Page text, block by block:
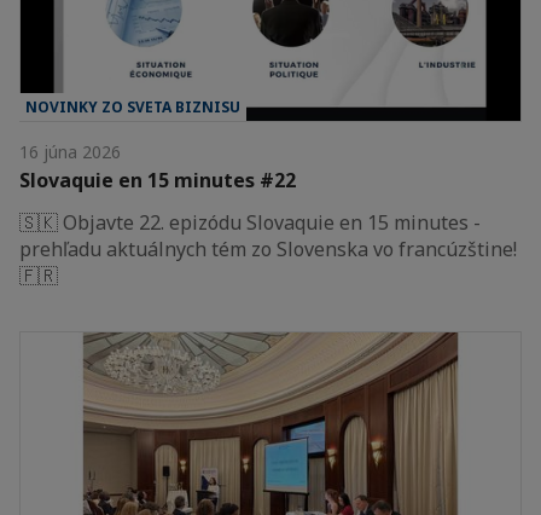
NOVINKY ZO SVETA BIZNISU
16 júna 2026
Slovaquie en 15 minutes #22
🇸🇰 Objavte 22. epizódu Slovaquie en 15 minutes -
prehľadu aktuálnych tém zo Slovenska vo francúzštine!
🇫🇷